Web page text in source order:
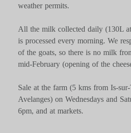
weather permits.
All the milk collected daily (130L
is processed every morning. We
of the goats, so there is no milk
mid-February (opening of the
Sale at the farm (5 kms from Is-
Avelanges) on Wednesdays and
6pm, and at markets.